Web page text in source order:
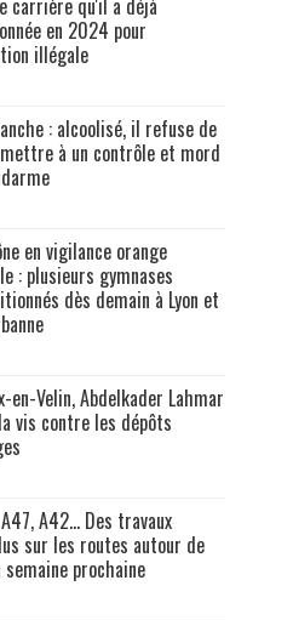
en 2024 pour
illégale
: alcoolisé, il refuse de
à un contrôle et mord
en vigilance orange
: plusieurs gymnases
dès demain à Lyon et
en-Velin, Abdelkader Lahmar
vis contre les dépôts
A42… Des travaux
sur les routes autour de
semaine prochaine